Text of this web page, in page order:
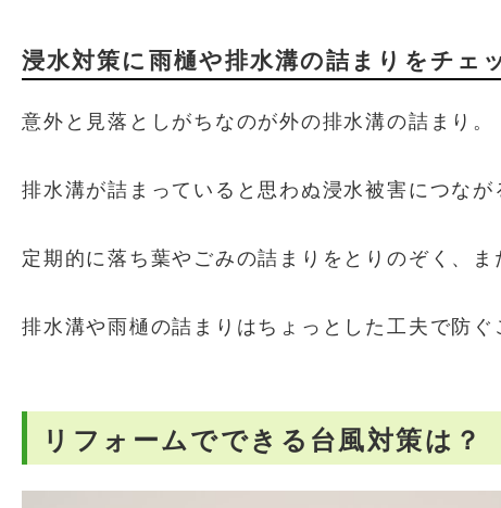
浸水対策に雨樋や排水溝の詰まりをチェ
意外と見落としがちなのが外の排水溝の詰まり。
排水溝が詰まっていると思わぬ浸水被害につなが
定期的に落ち葉やごみの詰まりをとりのぞく、
排水溝や雨樋の詰まりはちょっとした工夫で防
リフォームでできる台風対策は？